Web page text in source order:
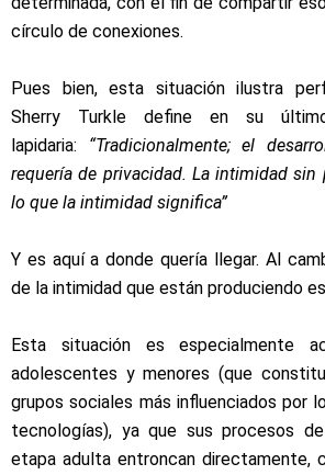
círculo de conexiones.
Pues bien, esta situación ilustra
Sherry Turkle define en su
lapidaria: “Tradicionalmente; el
requería de privacidad. La intimidad sin
lo que la intimidad significa”
Y es aquí a donde quería llegar. Al
de la intimidad que están produciendo
Esta situación es especialmente
adolescentes y menores (que
grupos sociales más influenciados por
tecnologías), ya que sus procesos
etapa adulta entroncan directamente,